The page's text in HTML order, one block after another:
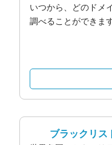
いつから、どのドメ
調べることができま
ブラックリス